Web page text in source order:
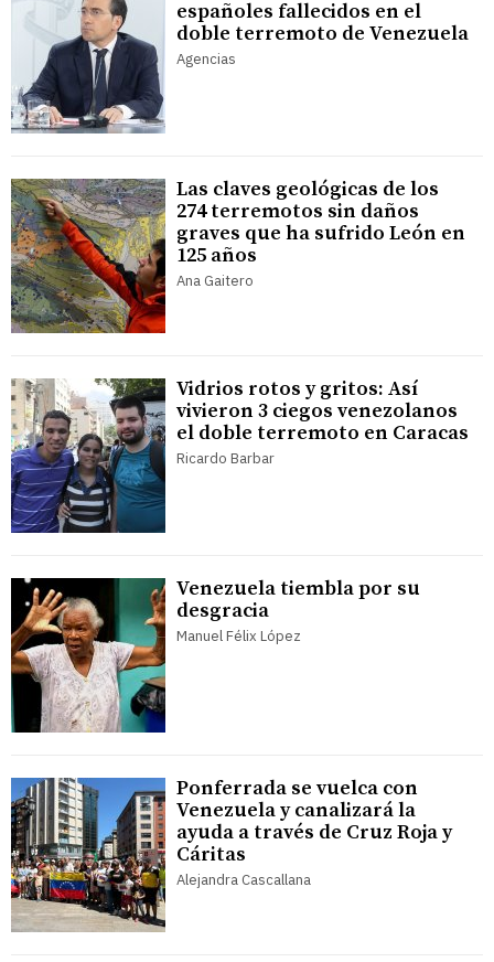
españoles fallecidos en el
doble terremoto de Venezuela
Agencias
Las claves geológicas de los
274 terremotos sin daños
graves que ha sufrido León en
125 años
Ana Gaitero
Vidrios rotos y gritos: Así
vivieron 3 ciegos venezolanos
el doble terremoto en Caracas
Ricardo Barbar
Venezuela tiembla por su
desgracia
Manuel Félix López
Ponferrada se vuelca con
Venezuela y canalizará la
ayuda a través de Cruz Roja y
Cáritas
Alejandra Cascallana